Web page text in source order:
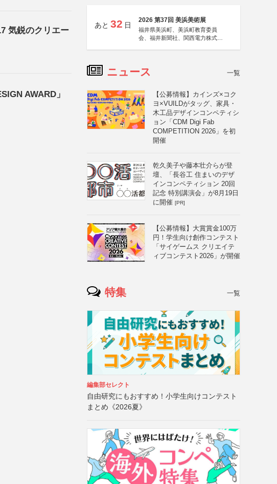
気鋭のクリエー
AWARD」
あと 32 日
2026 第37回 美浜美術展
福井県美浜町、美浜町教育委員
会、福井新聞社、関西電力株式会
ニュース 一覧
【公募情報】カインズ×コク
ヨ×VUILDがタッグ、家具・
木工品デザインコンペティシ
ョン「CDM Digi Fab
COMPETITION 2026」を初
開催
乾久美子や藤本壮介らが登
壇、「長谷工 住まいのデザ
インコンペティション 20回
記念 特別講演会」が8月19日
に開催 [PR]
【公募情報】大賞賞金100万
円！学生向け創作コンテスト
「サイゲームス クリエイテ
ィブコンテスト2026」が開催
特集 一覧
編集部セレクト
自由研究にもおすすめ！小学生向けコンテスト
まとめ《2026夏》